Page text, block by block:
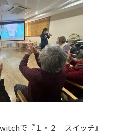
で『１・２ スイッチ』